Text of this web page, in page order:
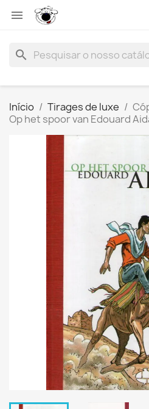

search
Início Tirages de luxe
Op het spoor van Edouard